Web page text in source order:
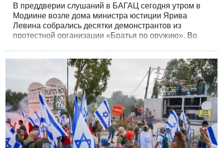
В преддверии слушаний в БАГАЦ сегодня утром в
Модиине возле дома министра юстиции Ярива
Левина собрались десятки демонстрантов из
протестной организации «Братья по оружию». Во